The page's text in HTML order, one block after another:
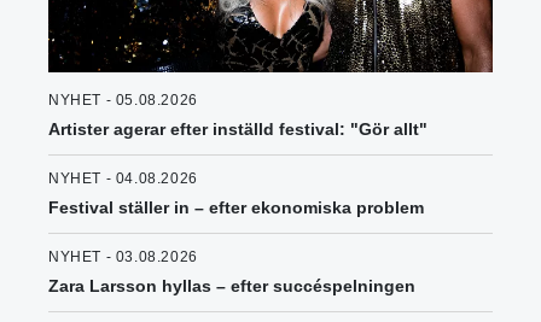
NYHET - 05.08.2026
Artister agerar efter inställd festival: "Gör allt"
NYHET - 04.08.2026
Festival ställer in – efter ekonomiska problem
NYHET - 03.08.2026
Zara Larsson hyllas – efter succéspelningen